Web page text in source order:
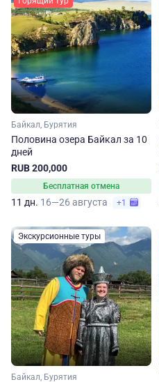
Байкал, Бурятия
Половина озера Байкал за 10
дней
RUB 200,000
Бесплатная отмена
11 дн. 16—26 августа +1
Экскурсионные туры
Байкал, Бурятия